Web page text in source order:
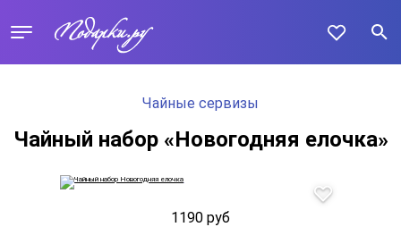
Чайные сервизы
Чайный набор «Новогодняя елочка»
1190 руб